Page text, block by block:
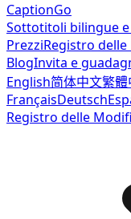
CaptionGo
Sottotitoli bilingue
PrezziRegistro
BlogInvita e
English简体中文繁
FrançaisDeutsch
Registro delle